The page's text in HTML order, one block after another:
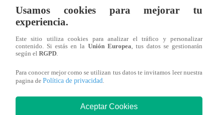
En la nueva temporada de “
, ha llegado la hora
continuación, te presentamos la encuesta del lunes 22
ella para participar. Recuerda que solo puedes votar
Gracias por participar en la encuesta. ¡Tu opinión es
Mira AQUÍ el nuevo episodio de “Yo
Usamos cookies para mejorar tu
experiencia.
Este sitio utiliza cookies para analizar el tráfico y personalizar
contenido. Si estás en la Unión Europea , tus datos se gestionarán
según el RGPD
Para conocer mejor como se utilizan tus datos te invitamos leer nuestra
pagina de Política de privacidad
Aceptar Cookies